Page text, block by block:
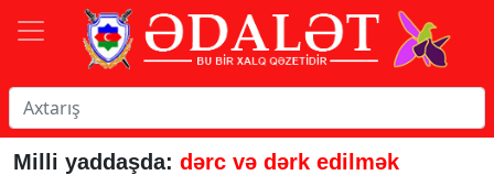
Milli yaddaşda: dərc və dərk edilmək